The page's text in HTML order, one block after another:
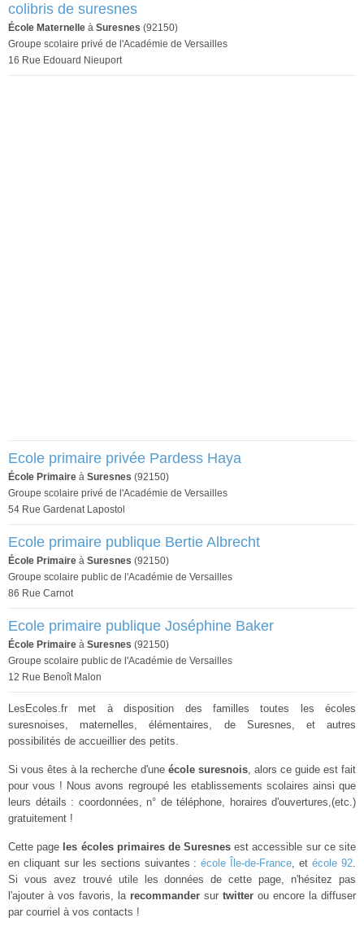
colibris de suresnes
École Maternelle à Suresnes (92150)
Groupe scolaire privé de l'Académie de Versailles
16 Rue Edouard Nieuport
Ecole primaire privée Pardess Haya
École Primaire à Suresnes (92150)
Groupe scolaire privé de l'Académie de Versailles
54 Rue Gardenat Lapostol
Ecole primaire publique Bertie Albrecht
École Primaire à Suresnes (92150)
Groupe scolaire public de l'Académie de Versailles
86 Rue Carnot
Ecole primaire publique Joséphine Baker
École Primaire à Suresnes (92150)
Groupe scolaire public de l'Académie de Versailles
12 Rue Benoît Malon
LesEcoles.fr met à disposition des familles toutes les écoles
suresnoises, maternelles, élémentaires, de Suresnes, et autres
possibilités de accueillier des petits.
Si vous êtes à la recherche d'une école suresnois, alors ce guide est fait
pour vous ! Nous avons regroupé les etablissements scolaires ainsi que
leurs détails : coordonnées, n° de téléphone, horaires d'ouvertures,(etc.)
gratuitement !
Cette page les écoles primaires de Suresnes est accessible sur ce site
en cliquant sur les sections suivantes :école Île-de-France, etécole 92.
Si vous avez trouvé utile les données de cette page, n'hésitez pas
l'ajouter à vos favoris, la recommander sur twitter ou encore la diffuser
par courriel à vos contacts !